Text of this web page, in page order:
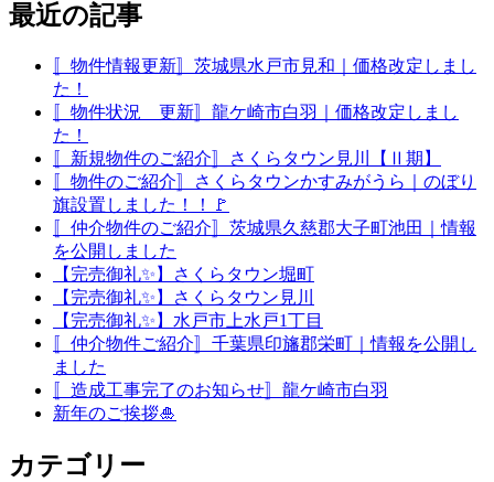
最近の記事
〚物件情報更新〛茨城県水戸市見和｜価格改定しまし
た！
〚物件状況 更新〛龍ケ崎市白羽｜価格改定しまし
た！
〚新規物件のご紹介〛さくらタウン見川【Ⅱ期】
〚物件のご紹介〛さくらタウンかすみがうら｜のぼり
旗設置しました！！🚩
〚仲介物件のご紹介〛茨城県久慈郡大子町池田｜情報
を公開しました
【完売御礼✨】さくらタウン堀町
【完売御礼✨】さくらタウン見川
【完売御礼✨】水戸市上水戸1丁目
〚仲介物件ご紹介〛千葉県印旛郡栄町｜情報を公開し
ました
〚造成工事完了のお知らせ〛龍ケ崎市白羽
新年のご挨拶🎍
カテゴリー